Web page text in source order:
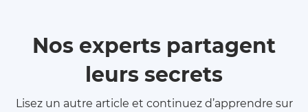
Nos experts partagent
leurs secrets
Lisez un autre article et continuez d’apprendre sur